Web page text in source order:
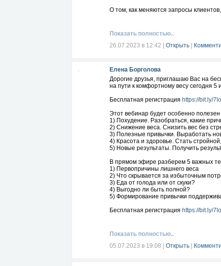
О том, как меняются запросы
Бесплатная регистрация
Программа вебинара
Правила для выбора качественного
Уверенный старт в профессии: как
Секреты, благодаря которым вы
Развитие в профессии: как
Подписывайтесь на мои ресурсы по
https://vk.com/healthslimbeauty
https://www.facebook.com/groups/
https://100kursov.com/LadaZdrava
Показать полностью..
26.07.2023 в 12:42
Открыть
Елена Борголова
Дорогие друзья, приглашаю Вас на
на пути к комфортному весу сегодня 5
Бесплатная регистрация https://bit.ly/
Этот вебинар будет особенно
1) Похудение. Разобраться, какие
2) Снижение веса. Снизить вес без
3) Полезные привычки. Выработать
4) Красота и здоровье. Стать
5) Новые результаты. Получить
В прямом эфире разберем 5 важных
1) Первопричины лишнего веса
2) Что скрывается за избыточным
3) Еда от голода или от скуки?
4) Выгодно ли быть полной?
5) Формирование привычки
Бесплатная регистрация https://bit.ly/
Проблема переедания
- Как понять, что вы переедаете:
Показать полностью..
05.07.2023 в 19:08
Открыть